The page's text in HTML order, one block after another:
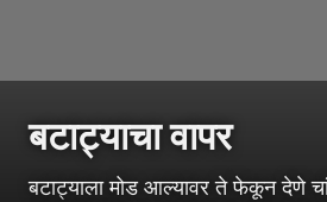
बटाट्याचा वापर
बटाट्याला मोड आल्यावर ते फेकून देणे